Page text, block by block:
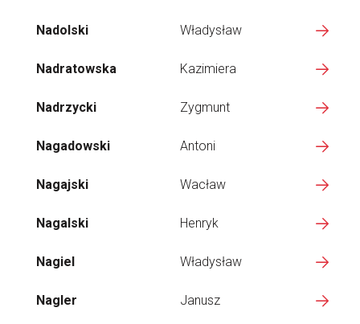
Nadolski Władysław
Nadratowska Kazimiera
Nadrzycki Zygmunt
Nagadowski Antoni
Nagajski Wacław
Nagalski Henryk
Nagiel Władysław
Nagler Janusz